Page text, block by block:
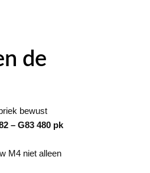
de
bewust
– G83 480 pk
M4 niet alleen